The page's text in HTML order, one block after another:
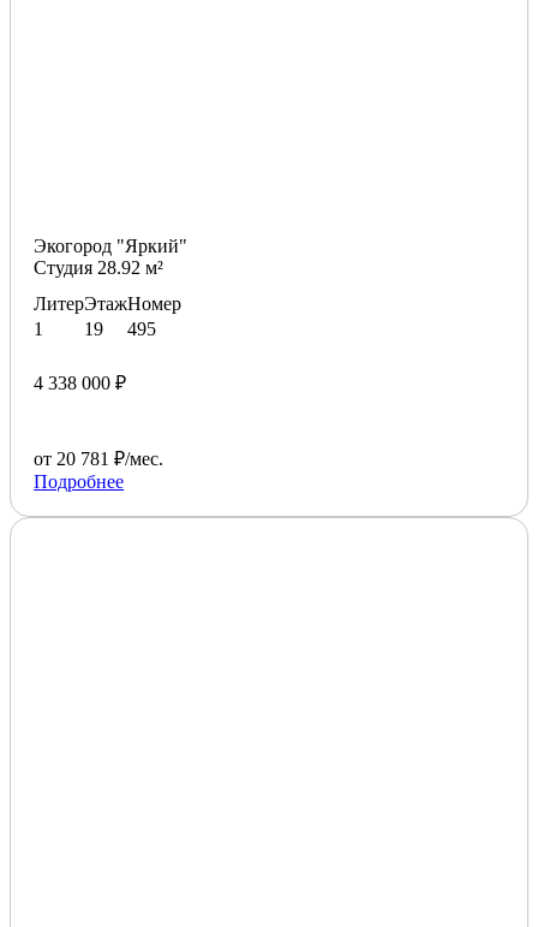
Экогород "Яркий"
Студия 28.92 м²
Литер
1
Этаж
19
Номер
495
4 338 000 ₽
от 20 781 ₽/мес.
Подробнее